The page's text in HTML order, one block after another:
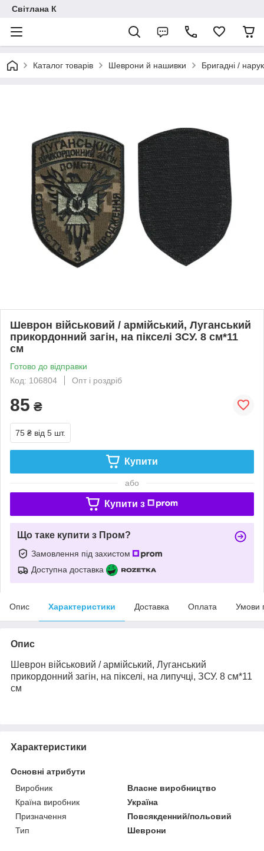
Світлана К
Каталог товарів Шеврони й нашивки Бригадні /
Шеврон військовий / армійський, Луганський
прикордонний загін, на пікселі ЗСУ. 8 см*11
см
Готово до відправки
Код: 106804
Опт і роздріб
85 ₴
75 ₴ від 5 шт.
Купити
або
Купити з
Що таке купити з Пром?
Замовлення під захистом
Доступна доставка
Опис Характеристики Доставка Оплата Умови
Опис
Шеврон військовий / армійський, Луганський
прикордонний загін, на пікселі, на липучці, ЗСУ. 8 см*11
см
Характеристики
Основні атрибути
Виробник
Власне виробництво
Країна виробник
Україна
Призначення
Повсякденний/польовий
Тип
Шеврони